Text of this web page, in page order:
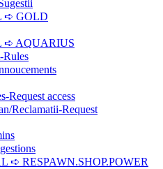
➪ GOLD
➪ AQUARIUS
access
Reclamatii-Request
➪ RESPAWN.SHOP.POWER